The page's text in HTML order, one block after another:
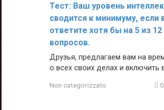
Тест: Ваш уровень
сводится к минимуму, если
ответите хотя бы на 5 из 12
вопросов.
Друзья, предлагаем вам на
о всех своих делах и
Non categorizzato 0